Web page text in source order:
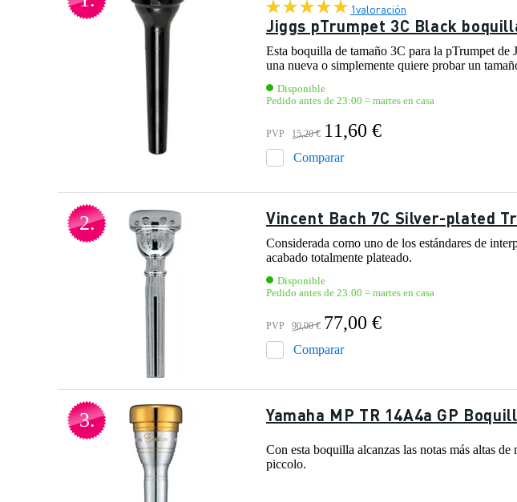
1valoración
Jiggs pTrumpet 3C Black
Esta boquilla de tamaño 3C para la pTrumpet de
una nueva o simplemente quiere probar un
Disponible
Pedido antes de 23:00 = martes en casa
PVP 15,20 € 11,60 €
Comparar
2. Vincent Bach 7C Silver-plated
Considerada como uno de los estándares de
acabado totalmente plateado.
Disponible
Pedido antes de 23:00 = martes en casa
PVP 90,00 € 77,00 €
Comparar
3. Yamaha MP TR 14A4a GP
Con esta boquilla alcanzas las notas más altas
piccolo.